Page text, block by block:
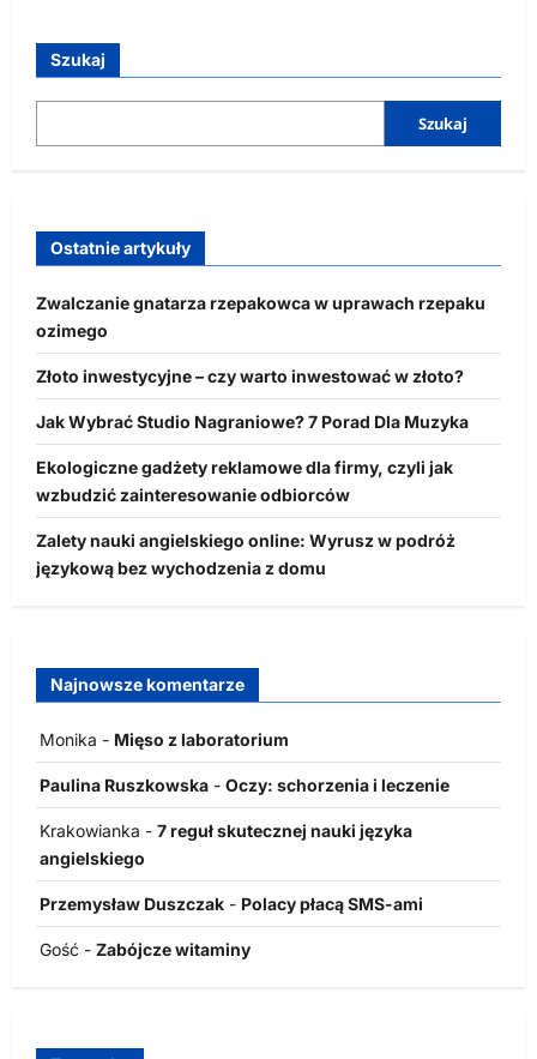
Szukaj
Szukaj
Ostatnie artykuły
Zwalczanie gnatarza rzepakowca w uprawach rzepaku
ozimego
Złoto inwestycyjne – czy warto inwestować w złoto?
Jak Wybrać Studio Nagraniowe? 7 Porad Dla Muzyka
Ekologiczne gadżety reklamowe dla firmy, czyli jak
wzbudzić zainteresowanie odbiorców
Zalety nauki angielskiego online: Wyrusz w podróż
językową bez wychodzenia z domu
Najnowsze komentarze
Monika - Mięso z laboratorium
Paulina Ruszkowska - Oczy: schorzenia i leczenie
Krakowianka - 7 reguł skutecznej nauki języka
angielskiego
Przemysław Duszczak - Polacy płacą SMS-ami
Gość - Zabójcze witaminy